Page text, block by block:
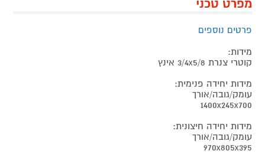
מפרט טכני
פרטים נוספים
מידות:
קוטרי צנרת 3/4x5/8 אינץ
מידות יחידה פנימית:
עומק/גובה/אורך
1400x245x700
מידות יחידה חיצונית:
עומק/גובה/אורך
970x805x395